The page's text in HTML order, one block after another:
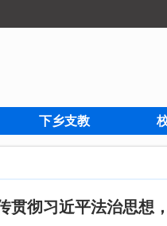
下乡支教
贯彻习近平法治思想